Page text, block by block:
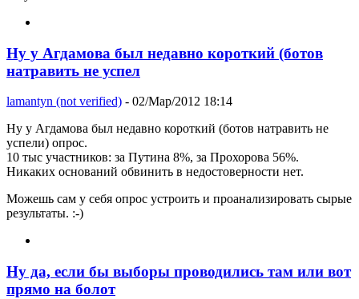
Ну у Агдамова был недавно короткий (ботов
натравить не успел
lamantyn (not verified) - 02/Мар/2012 18:14
Ну у Агдамова был недавно короткий (ботов натравить не
успели) опрос.
10 тыс участников: за Путина 8%, за Прохорова 56%.
Никаких оснований обвинить в недостоверности нет.
Можешь сам у себя опрос устроить и проанализировать сырые
результаты. :-)
Ну да, если бы выборы проводились там или вот
прямо на болот